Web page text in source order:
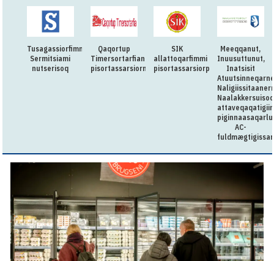
Tusagassiorfimmi
Sermitsiami
nutserisoq
Qaqortup
Timersortarfianut
pisortassarsiorneq
SIK
allattoqarfimmi
pisortassarsiorpoq
Meeqqanut,
Inuusuttunut,
Inatsisit
AC-